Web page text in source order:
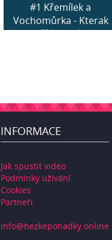
#1 Křemílek a
Vochomůrka - Kterak
seřídili hodi...
INFORMACE
Jak spustit video
Podmínky užívání
Cookies
Partneři
info@hezkepohadky.online